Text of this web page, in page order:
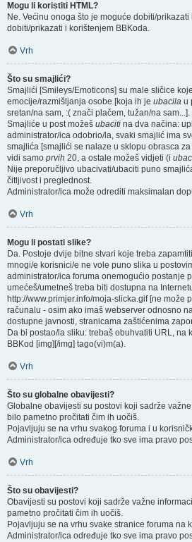
Mogu li koristiti HTML?
Ne. Većinu onoga što je moguće dobiti/
dobiti/prikazati i korištenjem BBKoda.
Vrh
Što su smajlići?
Smajlići [Smileys/Emoticons] su male sličice koje
emocije/razmišljanja osobe [koja ih je ubacila u
sretan/na sam, :( znači plačem, tužan/na sam...].
Smajliće u post možeš ubaciti na dva načina:
administrator/ica odobrio/la, svaki smajlić ima
smajlića [smajlići se nalaze u sklopu obrasca
vidi samo prvih 20, a ostale možeš vidjeti (i
Nije preporučljivo ubacivati/ubaciti puno
čitljivost i preglednost.
Administrator/ica može odrediti maksimalan
Vrh
Mogu li postati slike?
Da. Postoje dvije bitne stvari koje treba
mnogi/e korisnici/e ne vole puno slika u
administrator/ica foruma onemogućio postanje
umećeš/umetneš treba biti dostupna na
http://www.primjer.info/moja-slicka.gif [ne može
računalu - osim ako imaš webserver odnosno
dostupne javnosti, stranicama zaštićenima
Da bi postao/la sliku: trebaš obuhvatiti URL, na
BBKod [img][/img] tago(vi)m(a).
Vrh
Što su globalne obavijesti?
Globalne obavijesti su postovi koji sadrže
bilo pametno pročitati čim ih uočiš.
Pojavljuju se na vrhu svakog foruma i u
Administrator/ica određuje tko sve ima pravo
Vrh
Što su obavijesti?
Obavijesti su postovi koji sadrže važne
pametno pročitati čim ih uočiš.
Pojavljuju se na vrhu svake stranice foruma na
Administrator/ica određuje tko sve ima pravo